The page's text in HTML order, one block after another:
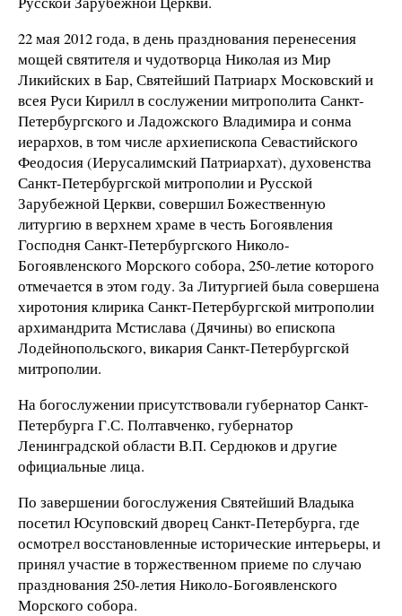
22 мая 2012 года, в день празднования перенесения
мощей святителя и чудотворца Николая из Мир
Ликийских в Бар, Святейший Патриарх Московский и
всея Руси Кирилл в сослужении митрополита Санкт-
Петербургского и Ладожского Владимира и сонма
иерархов, в том числе архиепископа Севастийского
Феодосия (Иерусалимский Патриархат), духовенства
Санкт-Петербургской митрополии и Русской
Зарубежной Церкви, совершил Божественную
литургию в верхнем храме в честь Богоявления
Господня Санкт-Петербургcкого Николо-
Богоявленского Морского собора, 250-летие которого
отмечается в этом году. За Литургией была совершена
хиротония клирика Санкт-Петербургской митрополии
архимандрита Мстислава (Дячины) во епископа
Лодейнопольского, викария Санкт-Петербургской
митрополии.
На богослужении присутствовали губернатор Санкт-
Петербурга Г.С. Полтавченко, губернатор
Ленинградской области В.П. Сердюков и другие
официальные лица.
По завершении богослужения Святейший Владыка
посетил Юсуповский дворец Санкт-Петербурга, где
осмотрел восстановленные исторические интерьеры, и
принял участие в торжественном приеме по случаю
празднования 250-летия Николо-Богоявленского
Морского собора.